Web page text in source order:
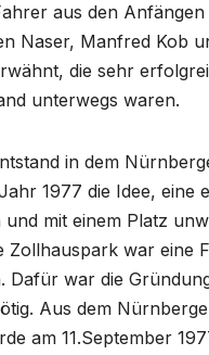
aus den Anfängen
Naser, Manfred Kob
die sehr
unterwegs waren.
in dem
1977 die Idee, eine
und mit einem Platz
Zollhauspark war eine
Dafür war die
Aus dem
am 11.September